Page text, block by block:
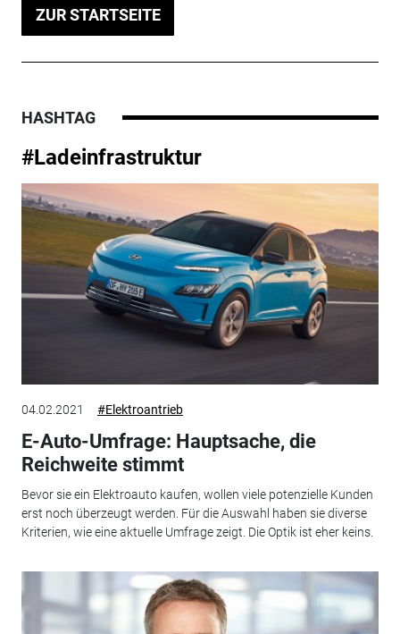
ZUR STARTSEITE
HASHTAG
#Ladeinfrastruktur
04.02.2021 #Elektroantrieb
E-Auto-Umfrage: Hauptsache, die
Reichweite stimmt
Bevor sie ein Elektroauto kaufen, wollen viele potenzielle Kunden
erst noch überzeugt werden. Für die Auswahl haben sie diverse
Kriterien, wie eine aktuelle Umfrage zeigt. Die Optik ist eher keins.